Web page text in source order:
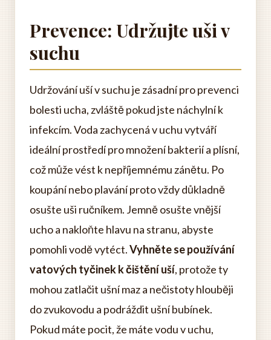
Prevence: Udržujte uši v
suchu
Udržování uší v suchu je zásadní pro prevenci
bolesti ucha, zvláště pokud jste náchylní k
infekcím. Voda zachycená v uchu vytváří
ideální prostředí pro množení bakterií a plísní,
což může vést k nepříjemnému zánětu. Po
koupání nebo plavání proto vždy důkladně
osušte uši ručníkem. Jemně osušte vnější
ucho a nakloňte hlavu na stranu, abyste
pomohli vodě vytéct.Vyhněte se používání
vatových tyčinek k čištění uší, protože ty
mohou zatlačit ušní maz a nečistoty hlouběji
do zvukovodu a podráždit ušní bubínek.
Pokud máte pocit, že máte vodu v uchu,